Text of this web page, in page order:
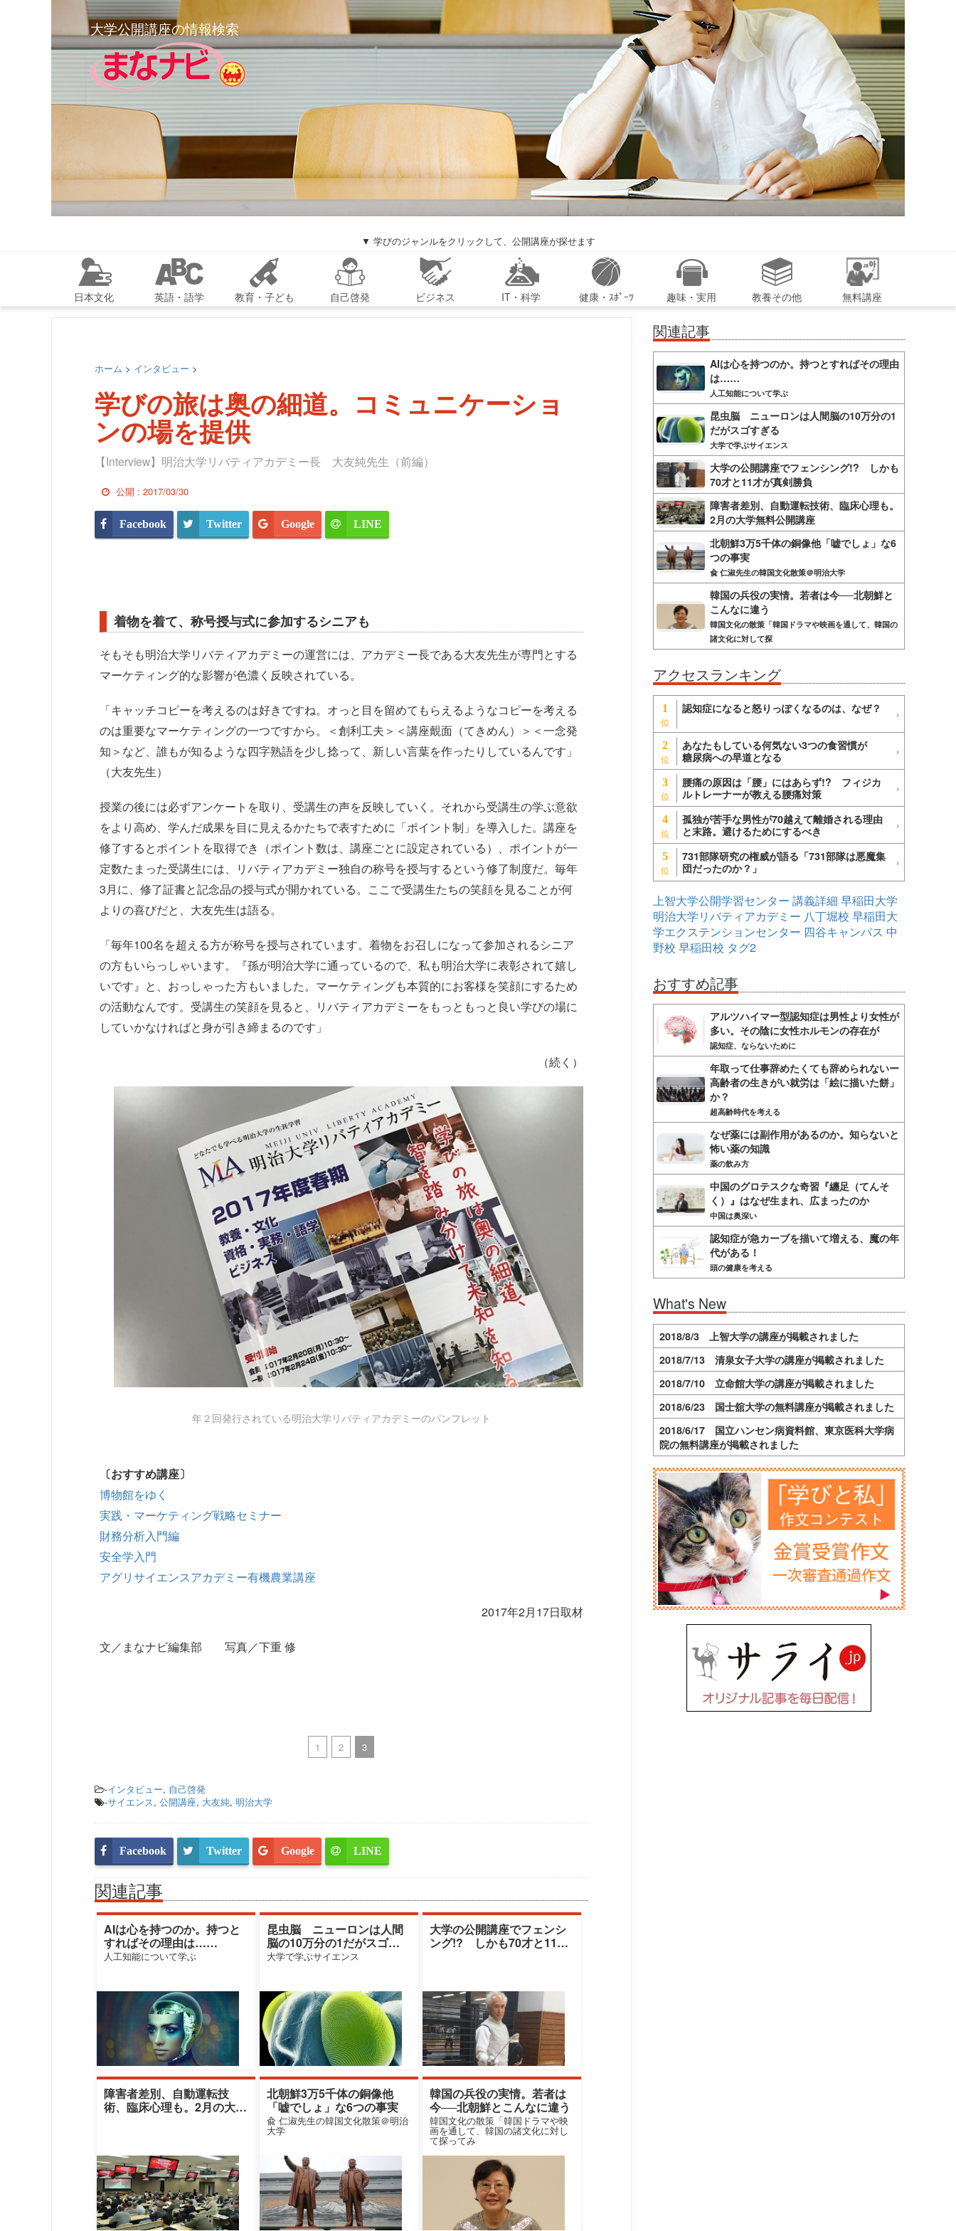
大学公開講座の情報検索
▼ 学びのジャンルをクリックして、公開講座が探せます
日本文化 英語・語学 教育・子ども 自己啓発 ビジネス IT・科学 健康・ｽﾎﾟｰﾂ 趣味・実用 教養その他 無料講座
ホーム > インタビュー >
学びの旅は奥の細道。コミュニケーショ
ンの場を提供
【Interview】明治大学リバティアカデミー長 大友純先生（前編）
公開 : 2017/03/30
Facebook Twitter Google LINE
着物を着て、称号授与式に参加するシニアも
そもそも明治大学リバティアカデミーの運営には、アカデミー長である大友先生が専門とする
マーケティング的な影響が色濃く反映されている。
「キャッチコピーを考えるのは好きですね。オっと目を留めてもらえるようなコピーを考える
のは重要なマーケティングの一つですから。＜創利工夫＞＜講座覿面（てきめん）＞＜一念発
知＞など、誰もが知るような四字熟語を少し捻って、新しい言葉を作ったりしているんです」
（大友先生）
授業の後には必ずアンケートを取り、受講生の声を反映していく。それから受講生の学ぶ意欲
をより高め、学んだ成果を目に見えるかたちで表すために「ポイント制」を導入した。講座を
修了するとポイントを取得でき（ポイント数は、講座ごとに設定されている）、ポイントが一
定数たまった受講生には、リバティアカデミー独自の称号を授与するという修了制度だ。毎年
3月に、修了証書と記念品の授与式が開かれている。ここで受講生たちの笑顔を見ることが何
よりの喜びだと、大友先生は語る。
「毎年100名を超える方が称号を授与されています。着物をお召しになって参加されるシニア
の方もいらっしゃいます。『孫が明治大学に通っているので、私も明治大学に表彰されて嬉し
いです』と、おっしゃった方もいました。マーケティングも本質的にお客様を笑顔にするため
の活動なんです。受講生の笑顔を見ると、リバティアカデミーをもっともっと良い学びの場に
していかなければと身が引き締まるのです」
（続く）
年２回発行されている明治大学リバティアカデミーのパンフレット
〔おすすめ講座〕
博物館をゆく
実践・マーケティング戦略セミナー
財務分析入門編
安全学入門
アグリサイエンスアカデミー有機農業講座
2017年2月17日取材
文／まなナビ編集部 写真／下重 修
1 2 3
-インタビュー, 自己啓発
-サイエンス, 公開講座, 大友純, 明治大学
Facebook Twitter Google LINE
関連記事
AIは心を持つのか。持つと
すればその理由は……
人工知能について学ぶ
昆虫脳 ニューロンは人間
脳の10万分の1だがスゴす
ぎる
大学で学ぶサイエンス
大学の公開講座でフェンシ
ング!? しかも70才と11才
障害者差別、自動運転技
術、臨床心理も。2月の大学
北朝鮮3万5千体の銅像他
「嘘でしょ」な6つの事実
兪 仁淑先生の韓国文化散策＠明治
大学
韓国の兵役の実情。若者は
今──北朝鮮とこんなに違う
韓国文化の散策「韓国ドラマや映
画を通して、韓国の諸文化に対し
て探ってみ
関連記事
AIは心を持つのか。持つとすればその理由
は……
人工知能について学ぶ
昆虫脳 ニューロンは人間脳の10万分の1
だがスゴすぎる
大学で学ぶサイエンス
大学の公開講座でフェンシング!? しかも
70才と11才が真剣勝負
障害者差別、自動運転技術、臨床心理も。
2月の大学無料公開講座
北朝鮮3万5千体の銅像他「嘘でしょ」な6
つの事実
兪 仁淑先生の韓国文化散策＠明治大学
韓国の兵役の実情。若者は今──北朝鮮と
こんなに違う
韓国文化の散策「韓国ドラマや映画を通して、韓国の
諸文化に対して探
アクセスランキング
1 認知症になると怒りっぽくなるのは、なぜ？
2
あなたもしている何気ない3つの食習慣が
糖尿病への早道となる
3
腰痛の原因は「腰」にはあらず!? フィジカ
ルトレーナーが教える腰痛対策
4
孤独が苦手な男性が70越えて離婚される理由
と末路。避けるためにするべき
5
731部隊研究の権威が語る「731部隊は悪魔集
団だったのか？」
上智大学公開学習センター 講義詳細 早稲田大学
明治大学リバティアカデミー 八丁堀校 早稲田大
学エクステンションセンター 四谷キャンパス 中
野校 早稲田校 タグ2
おすすめ記事
アルツハイマー型認知症は男性より女性が
多い。その陰に女性ホルモンの存在が
認知症、ならないために
年取って仕事辞めたくても辞められないー
高齢者の生きがい就労は「絵に描いた餅」
か？
超高齢時代を考える
なぜ薬には副作用があるのか。知らないと
怖い薬の知識
薬の飲み方
中国のグロテスクな奇習『纏足（てんそ
く）』はなぜ生まれ、広まったのか
中国は奥深い
認知症が急カーブを描いて増える、魔の年
代がある！
頭の健康を考える
What's New
2018/8/3 上智大学の講座が掲載されました
2018/7/13 清泉女子大学の講座が掲載されました
2018/7/10 立命館大学の講座が掲載されました
2018/6/23 国士舘大学の無料講座が掲載されました
2018/6/17 国立ハンセン病資料館、東京医科大学病
院の無料講座が掲載されました